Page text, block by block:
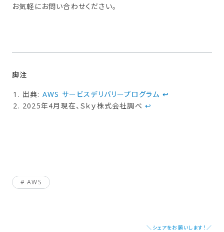
お気軽にお問い合わせください。
出典: AWS サービスデリバリープログラム ↩︎
2025年4月現在、Ｓｋｙ株式会社調べ ↩︎
AWS
＼シェアをお願いします！／